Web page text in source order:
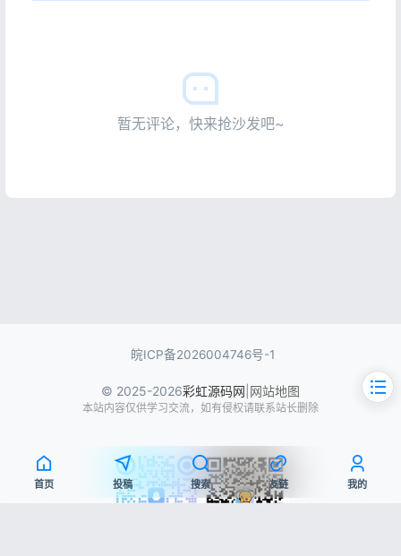
暂无评论，快来抢沙发吧~
皖ICP备2026004746号-1
© 2025-2026彩虹源码网 网站地图
本站内容仅供学习交流，如有侵权请联系站长删除
首页 投稿 搜索 友链 我的